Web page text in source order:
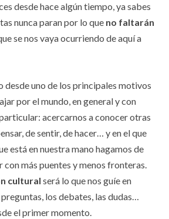
desde hace algún tiempo, ya sabes
nunca paran por lo que no faltarán
se nos vaya ocurriendo de aquí a
desde uno de los principales motivos
por el mundo, en general y con
acercarnos a conocer otras
de sentir, de hacer… y en el que
está en nuestra mano hagamos de
con más puentes y menos fronteras.
cultural será lo que nos guíe en
los debates, las dudas…
el primer momento.